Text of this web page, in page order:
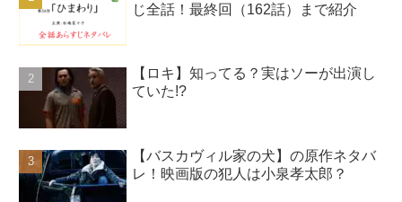
じ全話！最終回（162話）まで紹介
【ロキ】知ってる？実はソーが出演し
ていた!?
【バスカヴィル家の犬】の原作ネタバ
レ！映画版の犯人は小泉孝太郎？